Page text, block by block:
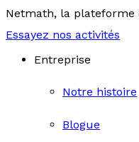
Netmath, la plateforme
Essayez nos activités
Entreprise
Notre histoire
Blogue